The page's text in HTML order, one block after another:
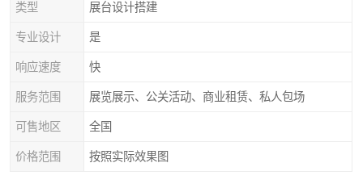
类型 展台设计搭建
专业设计 是
响应速度 快
服务范围 展览展示、公关活动、商业租赁、私人包场
可售地区 全国
价格范围 按照实际效果图